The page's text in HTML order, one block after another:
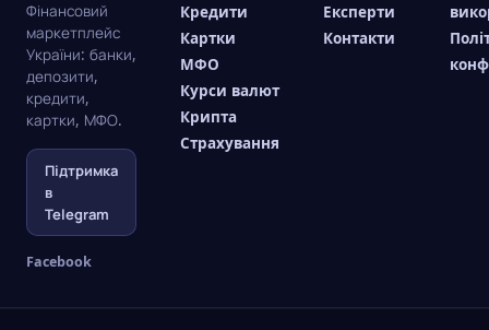
Фінансовий
маркетплейс
України: банки,
депозити,
кредити,
картки, МФО.
Підтримка
в
Telegram
Facebook
Кредити
Картки
МФО
Курси валют
Крипта
Страхування
Експерти
Контакти